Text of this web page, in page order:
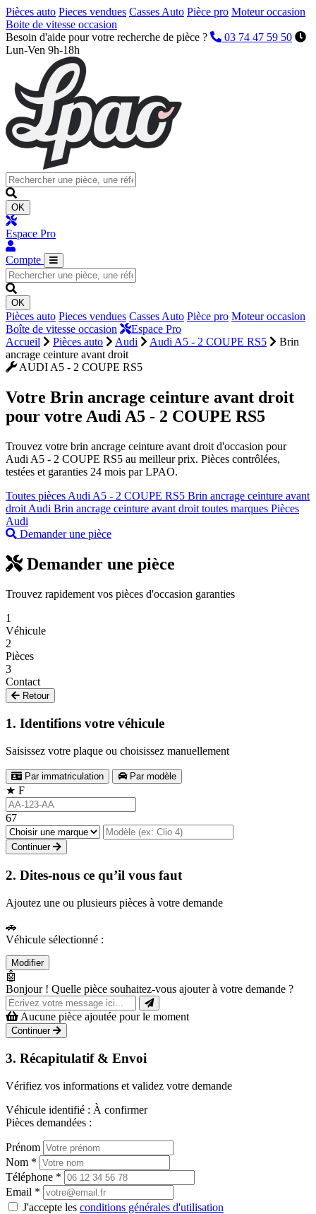
Pièces auto Pieces vendues Casses Auto Pièce pro Moteur occasion
Boite de vitesse occasion
Besoin d'aide pour votre recherche de pièce ?
03 74 47 59 50
Lun-Ven 9h-18h
OK
Espace Pro
Compte
OK
Pièces auto Pieces vendues Casses Auto Pièce pro Moteur occasion
Boîte de vitesse occasion
Espace Pro
Accueil
Pièces auto Audi Audi A5 - 2 COUPE RS5
Brin
ancrage ceinture avant droit
AUDI A5 - 2 COUPE RS5
Votre Brin ancrage ceinture avant droit
pour votre Audi A5 - 2 COUPE RS5
Trouvez votre brin ancrage ceinture avant droit d'occasion pour
Audi A5 - 2 COUPE RS5 au meilleur prix. Pièces contrôlées,
testées et garanties 24 mois par LPAO.
Toutes pièces Audi A5 - 2 COUPE RS5 Brin ancrage ceinture avant
droit Audi Brin ancrage ceinture avant droit toutes marques Pièces
Audi
Demander une pièce
Demander une pièce
Trouvez rapidement vos pièces d'occasion garanties
1
Véhicule
2
Pièces
3
Contact
Retour
1. Identifions votre véhicule
Saisissez votre plaque ou choisissez manuellement
Par immatriculation Par modèle
★ F
67
Continuer
2. Dites-nous ce qu’il vous faut
Ajoutez une ou plusieurs pièces à votre demande
🚗
Véhicule sélectionné :
Modifier
🤖
Bonjour ! Quelle pièce souhaitez-vous ajouter à votre demande ?
Aucune pièce ajoutée pour le moment
Continuer
3. Récapitulatif & Envoi
Vérifiez vos informations et validez votre demande
Véhicule identifié : À confirmer
Pièces demandées :
Prénom
Nom *
Téléphone *
Email *
J'accepte les conditions générales d'utilisation